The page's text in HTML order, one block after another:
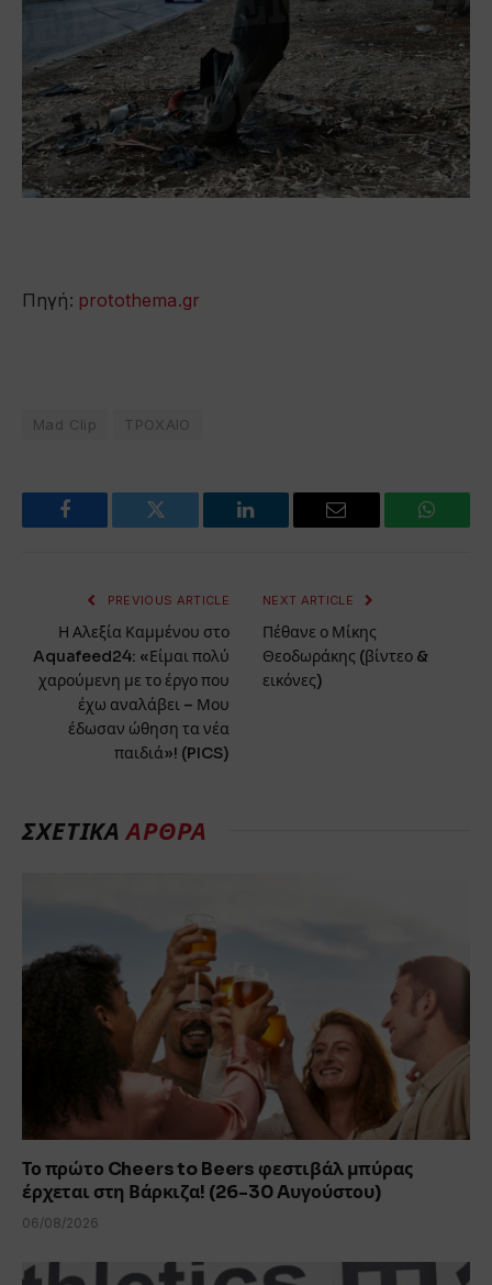
Πηγή: protothema.gr
Mad Clip ΤΡΟΧΑΙΟ
Facebook Twitter LinkedIn Email
PREVIOUS ARTICLE
Η Αλεξία Καμμένου στο
Aquafeed24: «Είμαι πολύ
χαρούμενη με το έργο που
έχω αναλάβει – Μου
έδωσαν ώθηση τα νέα
παιδιά»! (PICS)
NEXT ARTICLE
Πέθανε ο Μίκης
Θεοδωράκης (βίντεο &
εικόνες)
ΣΧΕΤΙΚΑΑΡΘΡΑ
Το πρώτο Cheers to Beers φεστιβάλ μπύρας
έρχεται στη Βάρκιζα! (26-30 Aυγούστου)
06/08/2026